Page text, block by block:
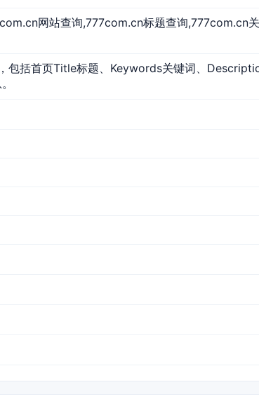
网站查询,777com.cn标题查询,777com.cn
包括首页Title标题、Keywords关键词、